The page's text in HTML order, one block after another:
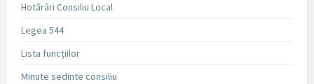
Hotărâri Consiliu Local
Legea 544
Lista funcțiilor
Minute sedinte consiliu